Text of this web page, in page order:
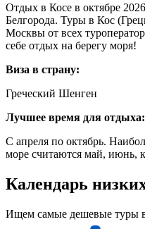
Отдых в Косе в октябре
Белгорода. Туры в Кос
Москвы от всех
себе отдых на берегу моря!
Виза в страну:
Греческий Шенген
Лучшее время для отдыха:
С апреля по октябрь.
море считаются май, июнь,
Календарь
Ищем самые дешевые туры